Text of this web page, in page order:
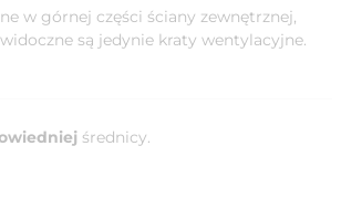
w górnej części ściany zewnętrznej,
są jedynie kraty wentylacyjne.
średnicy.